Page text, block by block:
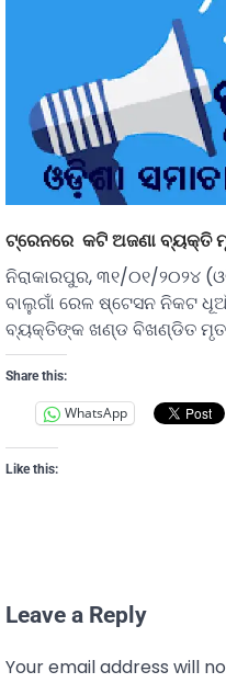
ଟ୍ରେନରେ କଟି ଅଜଣା ବ୍ୟକ୍ତି
ନିରାକାରପୁର, ୩୧/୦୧/୨୦୨୪
ବାଲୁଗାଁ ରେଳ ଷ୍ଟେସନ ନିକଟ
ବ୍ୟକ୍ତିଙ୍କ ଖଣ୍ଡ ବିଖଣ୍ଡିତ
Share this:
WhatsApp
Like this:
Leave a Reply
Your email address will